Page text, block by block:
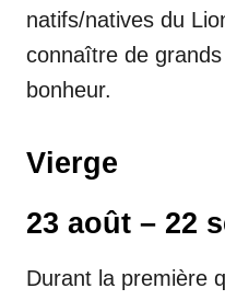
natifs/natives du
connaître de
bonheur.
Vierge
23 août – 22
Durant la première